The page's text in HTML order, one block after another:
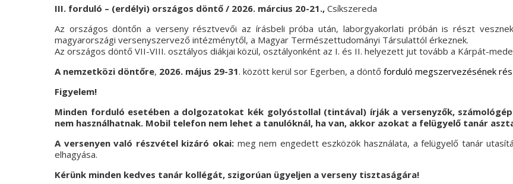
III. forduló – (erdélyi) országos döntő / 2026. március 20-21., Csíkszereda
Az országos döntőn a verseny résztvevői az írásbeli próba után, laborgyakorlati próbán is részt
magyarországi versenyszervező intézménytől, a Magyar Természettudományi Társulattól érkeznek.
Az országos döntő VII-VIII. osztályos diákjai közül, osztályonként az I. és II. helyezett jut tovább a Kárpát-
A nemzetközi döntőre, 2026. május 29-31. között kerül sor Egerben, a döntő forduló megszervezésének
Figyelem!
Minden forduló esetében a dolgozatokat kék golyóstollal (tintával) írják a versenyzők,
nem használhatnak. Mobil telefon nem lehet a tanulóknál, ha van, akkor azokat a felügyelő tanár
A versenyen való részvétel kizáró okai: meg nem engedett eszközök használata, a felügyelő tanár
elhagyása.
Kérünk minden kedves tanár kollégát, szigorúan ügyeljen a verseny tisztaságára!